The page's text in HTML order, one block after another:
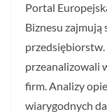
Portal
Biznesu
przeanalizowali
firm. Analizy
wiarygodnych